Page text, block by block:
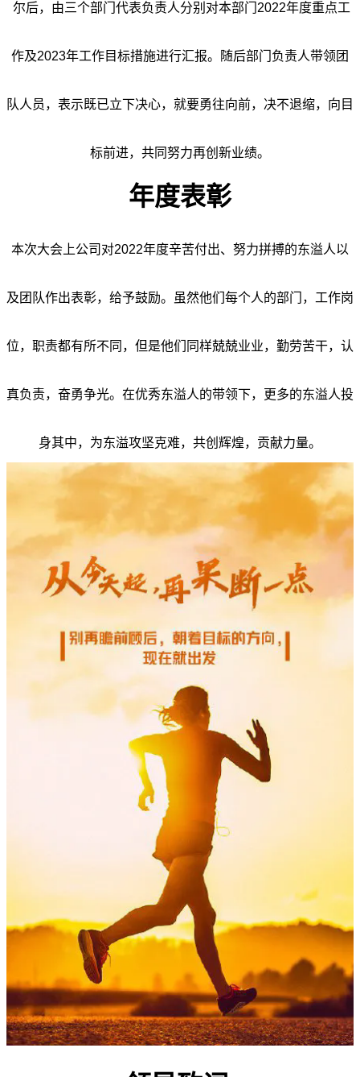
尔后，由三个部门代表负责人分别对本部门2022年度重点工
作及2023年工作目标措施进行汇报。随后部门负责人带领团
队人员，表示既已立下决心，就要勇往向前，决不退缩，向目
标前进，共同努力再创新业绩。
年度表彰
本次大会上公司对2022年度辛苦付出、努力拼搏的东溢人以
及团队作出表彰，给予鼓励。虽然他们每个人的部门，工作岗
位，职责都有所不同，但是他们同样兢兢业业，勤劳苦干，认
真负责，奋勇争光。在优秀东溢人的带领下，更多的东溢人投
身其中，为东溢攻坚克难，共创辉煌，贡献力量。